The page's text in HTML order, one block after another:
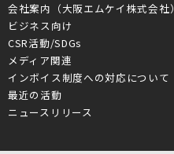
会社案内（大阪エムケイ株式会社）
ビジネス向け
CSR活動/SDGs
メディア関連
インボイス制度への対応について
最近の活動
ニュースリリース